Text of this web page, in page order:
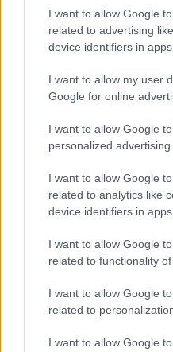
I want to allow Google
related to advertising
device identifiers in apps.
I want to allow my user
Google for online
I want to allow Google
personalized advertising.
I want to allow Google
related to analytics like
device identifiers in apps.
I want to allow Google
related to functionality
I want to allow Google
related to
I want to allow Google
CAMPIONATI E COMPETIZIONI
Carrick e Yoro caricano il